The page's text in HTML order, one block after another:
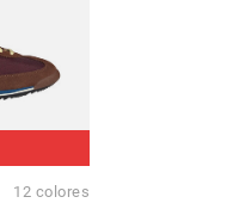
12 colores